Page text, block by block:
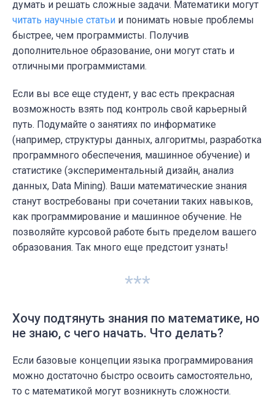
думать и решать сложные задачи. Математики могут
читать научные статьи и понимать новые проблемы
быстрее, чем программисты. Получив
дополнительное образование, они могут стать и
отличными программистами.
Если вы все еще студент, у вас есть прекрасная
возможность взять под контроль свой карьерный
путь. Подумайте о занятиях по информатике
(например, структуры данных, алгоритмы, разработка
программного обеспечения, машинное обучение) и
статистике (экспериментальный дизайн, анализ
данных, Data Mining). Ваши математические знания
станут востребованы при сочетании таких навыков,
как программирование и машинное обучение. Не
позволяйте курсовой работе быть пределом вашего
образования. Так много еще предстоит узнать!
***
Хочу подтянуть знания по математике, но
не знаю, с чего начать. Что делать?
Если базовые концепции языка программирования
можно достаточно быстро освоить самостоятельно,
то с математикой могут возникнуть сложности.